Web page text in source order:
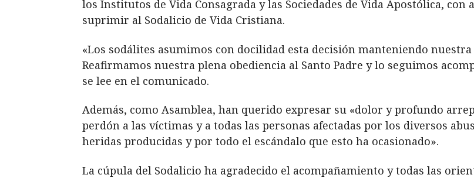
los Institutos de Vida Consagrada y las Sociedades de Vida Apostólica, con
suprimir al Sodalicio de Vida Cristiana.
«Los sodálites asumimos con docilidad esta decisión manteniendo
Reafirmamos nuestra plena obediencia al Santo Padre y lo seguimos
se lee en el comunicado.
Además, como Asamblea, han querido expresar su «dolor y profundo
perdón a las víctimas y a todas las personas afectadas por los diversos
heridas producidas y por todo el escándalo que esto ha ocasionado».
La cúpula del Sodalicio ha agradecido el acompañamiento y todas las